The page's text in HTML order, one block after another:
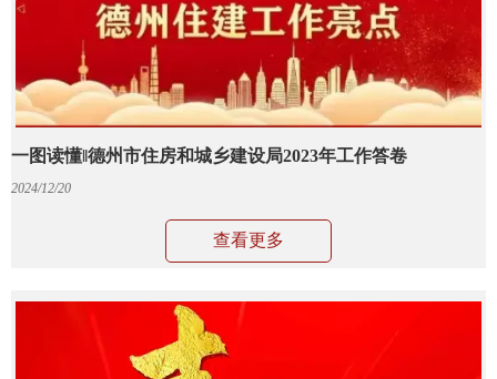
一图读懂‖德州市住房和城乡建设局2023年工作答卷
2024/12/20
查看更多